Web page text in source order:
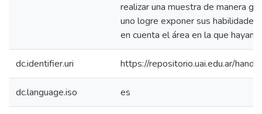
realizar una muestra de manera
uno logre exponer sus
en cuenta el área en la que hayan
dc.identifier.uri https://repositorio.uai.edu.ar/
dc.language.iso es